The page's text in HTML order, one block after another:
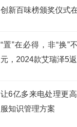
创新百味榜颁奖仪式
“置”在必得，非“换”
元，2024款艾瑞泽5
让6亿多来电处理更
服知识管理方案